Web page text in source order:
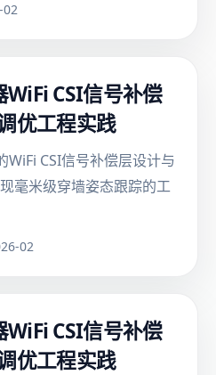
02
CSI信号补偿
优工程实践
CSI信号补偿层设计与
毫米级穿墙姿态跟踪的工
02
CSI信号补偿
优工程实践